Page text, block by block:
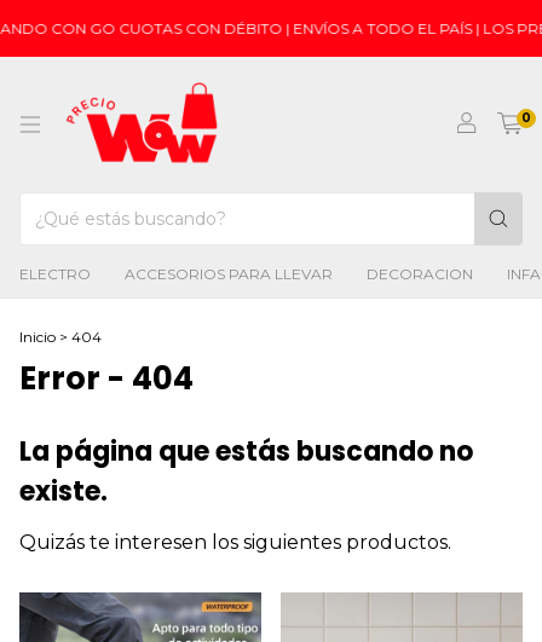
CON GO CUOTAS CON DÉBITO | ENVÍOS A TODO EL PAÍS | LOS
0
ELECTRO ACCESORIOS PARA LLEVAR DECORACION
Inicio > 404
Error - 404
La página que estás buscando no
existe.
Quizás te interesen los siguientes productos.